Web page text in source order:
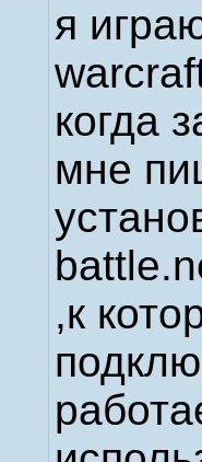
я
когда
мне
,к